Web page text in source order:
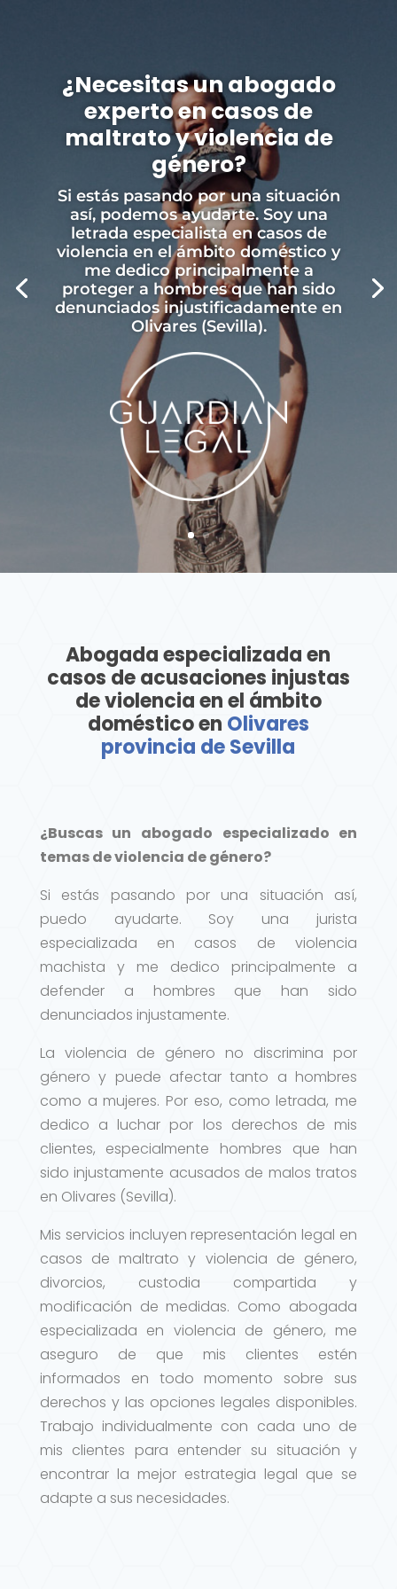
¿Necesitas un abogado
experto en casos de
maltrato y violencia de
género?
Si estás pasando por una situación
así, podemos ayudarte. Soy una
letrada especialista en casos de
violencia en el ámbito doméstico y
me dedico principalmente a
proteger a hombres que han sido
denunciados injustificadamente en
Olivares (Sevilla).
Abogada especializada en
casos de acusaciones injustas
de violencia en el ámbito
doméstico en Olivares
provincia de Sevilla
¿Buscas un abogado especializado en
temas de violencia de género?
Si estás pasando por una situación así,
puedo ayudarte. Soy una jurista
especializada en casos de violencia
machista y me dedico principalmente a
defender a hombres que han sido
denunciados injustamente.
La violencia de género no discrimina por
género y puede afectar tanto a hombres
como a mujeres. Por eso, como letrada, me
dedico a luchar por los derechos de mis
clientes, especialmente hombres que han
sido injustamente acusados de malos tratos
en Olivares (Sevilla).
Mis servicios incluyen representación legal en
casos de maltrato y violencia de género,
divorcios, custodia compartida y
modificación de medidas. Como abogada
especializada en violencia de género, me
aseguro de que mis clientes estén
informados en todo momento sobre sus
derechos y las opciones legales disponibles.
Trabajo individualmente con cada uno de
mis clientes para entender su situación y
encontrar la mejor estrategia legal que se
adapte a sus necesidades.